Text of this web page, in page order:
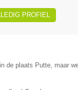
PROFIEL
de plaats Putte, maar